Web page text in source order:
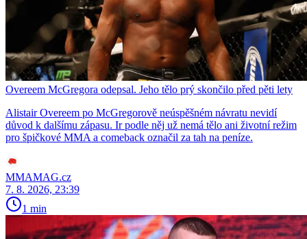
Overeem McGregora odepsal. Jeho tělo prý skončilo před pěti lety
Alistair Overeem po McGregorově neúspěšném návratu nevidí
důvod k dalšímu zápasu. Ir podle něj už nemá tělo ani životní režim
pro špičkové MMA a comeback označil za tah na peníze.
MMAMAG.cz
7. 8. 2026, 23:39
1 min